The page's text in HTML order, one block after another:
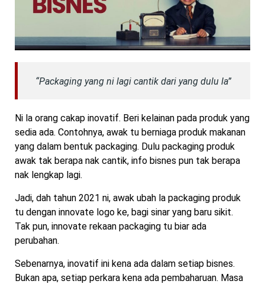
“Packaging yang ni lagi cantik dari yang dulu la”
Ni la orang cakap inovatif. Beri kelainan pada produk yang
sedia ada. Contohnya, awak tu berniaga produk makanan
yang dalam bentuk packaging. Dulu packaging produk
awak tak berapa nak cantik, info bisnes pun tak berapa
nak lengkap lagi.
Jadi, dah tahun 2021 ni, awak ubah la packaging produk
tu dengan innovate logo ke, bagi sinar yang baru sikit.
Tak pun, innovate rekaan packaging tu biar ada
perubahan.
Sebenarnya, inovatif ini kena ada dalam setiap bisnes.
Bukan apa, setiap perkara kena ada pembaharuan. Masa